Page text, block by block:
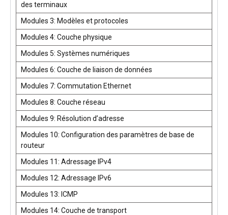
des terminaux
Modules 3: Modèles et protocoles
Modules 4: Couche physique
Modules 5: Systèmes numériques
Modules 6: Couche de liaison de données
Modules 7: Commutation Ethernet
Modules 8: Couche réseau
Modules 9: Résolution d’adresse
Modules 10: Configuration des paramètres de base de
routeur
Modules 11: Adressage IPv4
Modules 12: Adressage IPv6
Modules 13: ICMP
Modules 14: Couche de transport